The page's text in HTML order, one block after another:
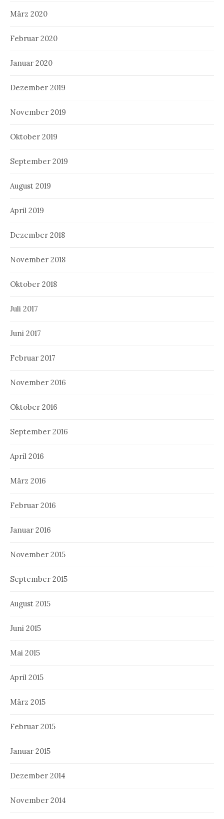
März 2020
Februar 2020
Januar 2020
Dezember 2019
November 2019
Oktober 2019
September 2019
August 2019
April 2019
Dezember 2018
November 2018
Oktober 2018
Juli 2017
Juni 2017
Februar 2017
November 2016
Oktober 2016
September 2016
April 2016
März 2016
Februar 2016
Januar 2016
November 2015
September 2015
August 2015
Juni 2015
Mai 2015
April 2015
März 2015
Februar 2015
Januar 2015
Dezember 2014
November 2014